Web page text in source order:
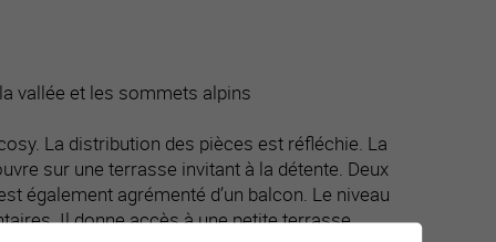
vallée et les sommets alpins
La distribution des pièces est réfléchie. La
sur une terrasse invitant à la détente. Deux
également agrémenté d’un balcon. Le niveau
Il donne accès à une petite terrasse.